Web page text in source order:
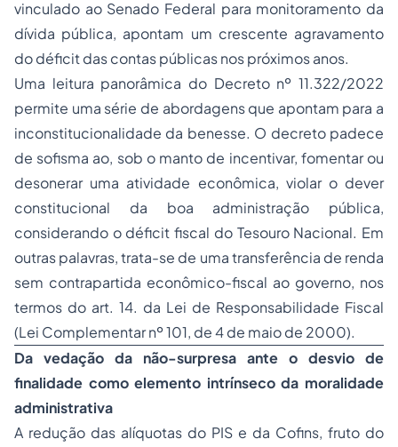
vinculado ao Senado Federal para monitoramento da
dívida pública, apontam um crescente agravamento
do déficit das contas públicas nos próximos anos.
Uma leitura panorâmica do Decreto nº 11.322/2022
permite uma série de abordagens que apontam para a
inconstitucionalidade da benesse. O decreto padece
de sofisma ao, sob o manto de incentivar, fomentar ou
desonerar uma atividade econômica, violar o dever
constitucional da boa administração pública,
considerando o déficit fiscal do Tesouro Nacional. Em
outras palavras, trata-se de uma transferência de renda
sem contrapartida econômico-fiscal ao governo, nos
termos do art. 14. da Lei de Responsabilidade Fiscal
(Lei Complementar nº 101, de 4 de maio de 2000).
Da vedação da não-surpresa ante o desvio de
finalidade como elemento intrínseco da moralidade
administrativa
A redução das alíquotas do PIS e da Cofins, fruto do